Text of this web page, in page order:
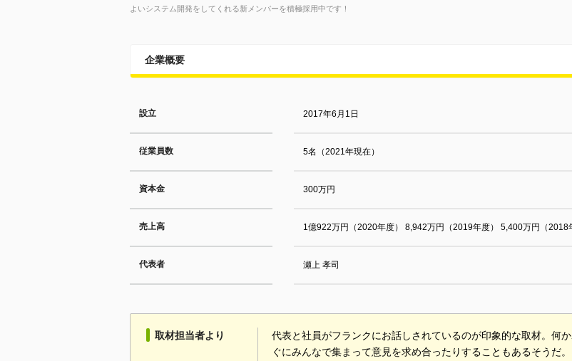
よいシステム開発をしてくれる新メンバーを積極採用中です！
企業概要
設立 2017年6月1日
従業員数 5名（2021年現在）
資本金 300万円
売上高 1億922万円（2020年度） 8,942万円（2019年度） 5,400万円（2018
代表者 瀬上 孝司
取材担当者より
代表と社員がフランクにお話しされているのが印象的な取材。何
ぐにみんなで集まって意見を求め合ったりすることもあるそうだ